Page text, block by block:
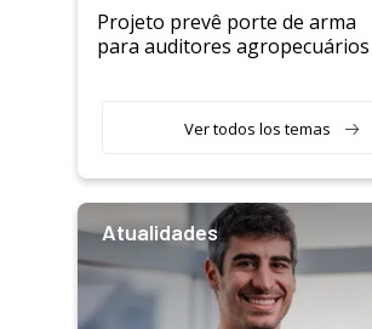
Projeto prevê porte de arma
para auditores agropecuários
Ver todos los temas
Atualidades